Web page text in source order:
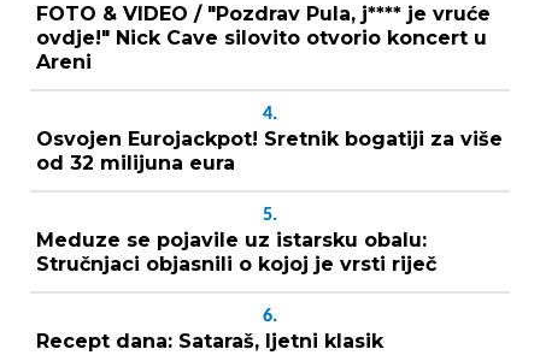
FOTO & VIDEO / "Pozdrav Pula, j**** je vruće
ovdje!" Nick Cave silovito otvorio koncert u
Areni
4.
Osvojen Eurojackpot! Sretnik bogatiji za više
od 32 milijuna eura
5.
Meduze se pojavile uz istarsku obalu:
Stručnjaci objasnili o kojoj je vrsti riječ
6.
Recept dana: Sataraš, ljetni klasik